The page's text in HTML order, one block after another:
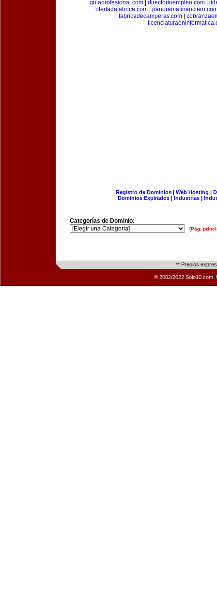
guiaprofesional.com| directorioempleo.com|
ofertadafabrica.com|
fabricadecamperas.com
Registro de Dominios| Web Hosting |
Dominios Expirados | Industrias |
Categorías de Dominio:
[Pág.
** Precios
© 2002/2022 Solo10.com